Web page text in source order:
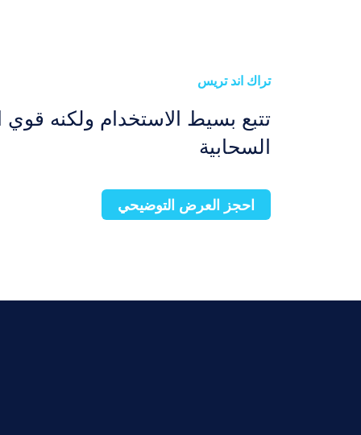
تراك اند تريس
تتبع بسيط الاستخدام ولكنه قوي
السحابية
احجز العرض التوضيحي